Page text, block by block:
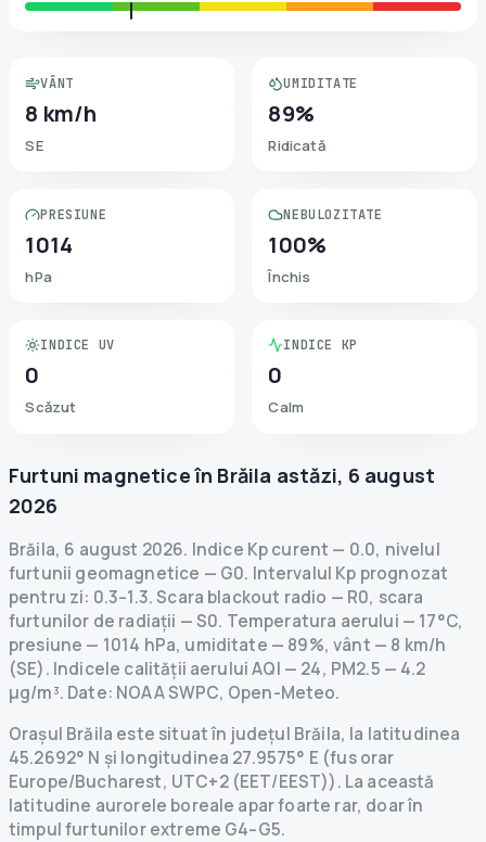
VÂNT
8 km/h
SE
UMIDITATE
89%
Ridicată
PRESIUNE
1014
hPa
NEBULOZITATE
100%
Închis
INDICE UV
0
Scăzut
INDICE KP
0
Calm
Furtuni magnetice în Brăila astăzi, 6 august
2026
Brăila, 6 august 2026. Indice Kp curent — 0.0, nivelul
furtunii geomagnetice — G0. Intervalul Kp prognozat
pentru zi: 0.3–1.3. Scara blackout radio — R0, scara
furtunilor de radiații — S0. Temperatura aerului — 17°C,
presiune — 1014 hPa, umiditate — 89%, vânt — 8 km/h
(SE). Indicele calității aerului AQI — 24, PM2.5 — 4.2
µg/m³. Date: NOAA SWPC, Open-Meteo.
Orașul Brăila este situat în județul Brăila, la latitudinea
45.2692° N și longitudinea 27.9575° E (fus orar
Europe/Bucharest, UTC+2 (EET/EEST)). La această
latitudine aurorele boreale apar foarte rar, doar în
timpul furtunilor extreme G4–G5.